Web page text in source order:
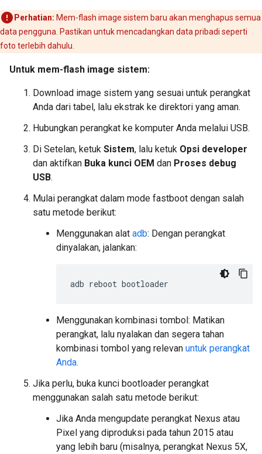
Perhatian: Mem-flash image sistem baru akan menghapus semua
data pengguna. Pastikan untuk mencadangkan data pribadi seperti
foto terlebih dahulu.
Untuk mem-flash image sistem:
Download image sistem yang sesuai untuk perangkat
Anda dari tabel, lalu ekstrak ke direktori yang aman.
Hubungkan perangkat ke komputer Anda melalui USB.
Di Setelan, ketuk Sistem, lalu ketuk Opsi developer
dan aktifkan Buka kunci OEM dan Proses debug
USB.
Mulai perangkat dalam mode fastboot dengan salah
satu metode berikut:
Menggunakan alat adb: Dengan perangkat
dinyalakan, jalankan:
adb reboot bootloader
Menggunakan kombinasi tombol: Matikan
perangkat, lalu nyalakan dan segera tahan
kombinasi tombol yang relevan untuk perangkat
Anda.
Jika perlu, buka kunci bootloader perangkat
menggunakan salah satu metode berikut:
Jika Anda mengupdate perangkat Nexus atau
Pixel yang diproduksi pada tahun 2015 atau
yang lebih baru (misalnya, perangkat Nexus 5X,